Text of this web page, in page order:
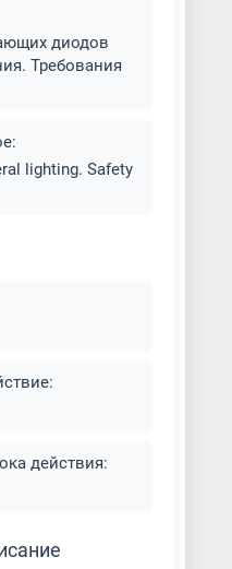
диодов
Требования
lighting. Safety
действия: